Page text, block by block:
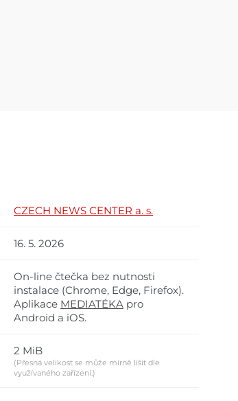
CZECH NEWS CENTER a. s.
16. 5. 2026
On-line čtečka bez nutnosti
instalace (Chrome, Edge, Firefox).
Aplikace MEDIATÉKA pro
Android a iOS.
2 MiB
(Přesná velikost se může mírně lišit dle
využívaného zařízení.)